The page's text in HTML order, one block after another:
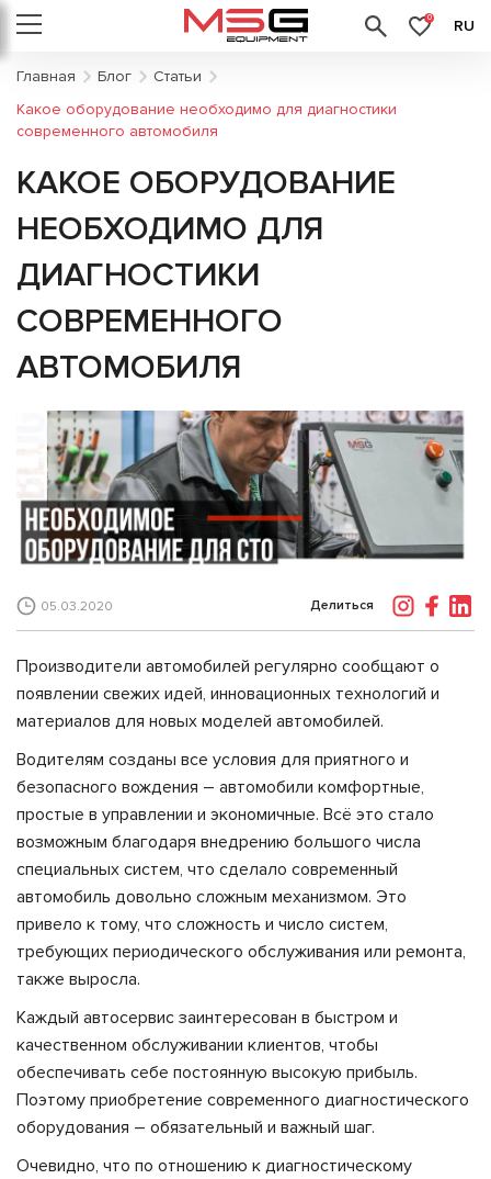
0 RU
Главная Блог
Статьи
Какое оборудование необходимо для диагностики
современного автомобиля
КАКОЕ ОБОРУДОВАНИЕ
НЕОБХОДИМО ДЛЯ
ДИАГНОСТИКИ
СОВРЕМЕННОГО
АВТОМОБИЛЯ
05.03.2020 Делиться
Производители автомобилей регулярно сообщают о
появлении свежих идей, инновационных технологий и
материалов для новых моделей автомобилей.
Водителям созданы все условия для приятного и
безопасного вождения – автомобили комфортные,
простые в управлении и экономичные. Всё это стало
возможным благодаря внедрению большого числа
специальных систем, что сделало современный
автомобиль довольно сложным механизмом. Это
привело к тому, что cложность и число систем,
требующих периодического обслуживания или ремонта,
также выросла.
Каждый автосервис заинтересован в быстром и
качественном обслуживании клиентов, чтобы
обеспечивать себе постоянную высокую прибыль.
Поэтому приобретение современного диагностического
оборудования – обязательный и важный шаг.
Очевидно, что по отношению к диагностическому